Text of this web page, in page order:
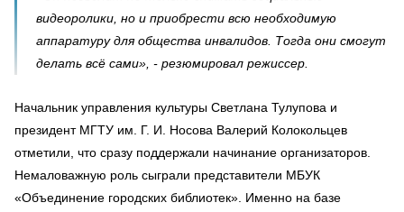
видеоролики, но и приобрести всю необходимую
аппаратуру для общества инвалидов. Тогда они смогут
делать всё сами», - резюмировал режиссер.
Начальник управления культуры Светлана Тулупова и
президент МГТУ им. Г. И. Носова Валерий Колокольцев
отметили, что сразу поддержали начинание организаторов.
Немаловажную роль сыграли представители МБУК
«Объединение городских библиотек». Именно на базе